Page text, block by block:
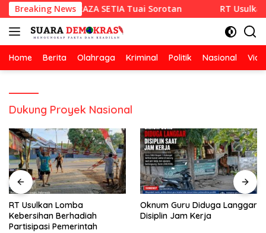
Langsung
ke
konten
Breaking News
Hotmix CV RAZA SETIA Tuai Sorotan RT Usulkan
Home Berita Olahraga Kriminal Politik Nasional
Dukung Proyek Nasional
RT Usulkan Lomba
Kebersihan Berhadiah
Partisipasi Pemerintah
Oknum Guru Diduga Langgar
Disiplin Jam Kerja